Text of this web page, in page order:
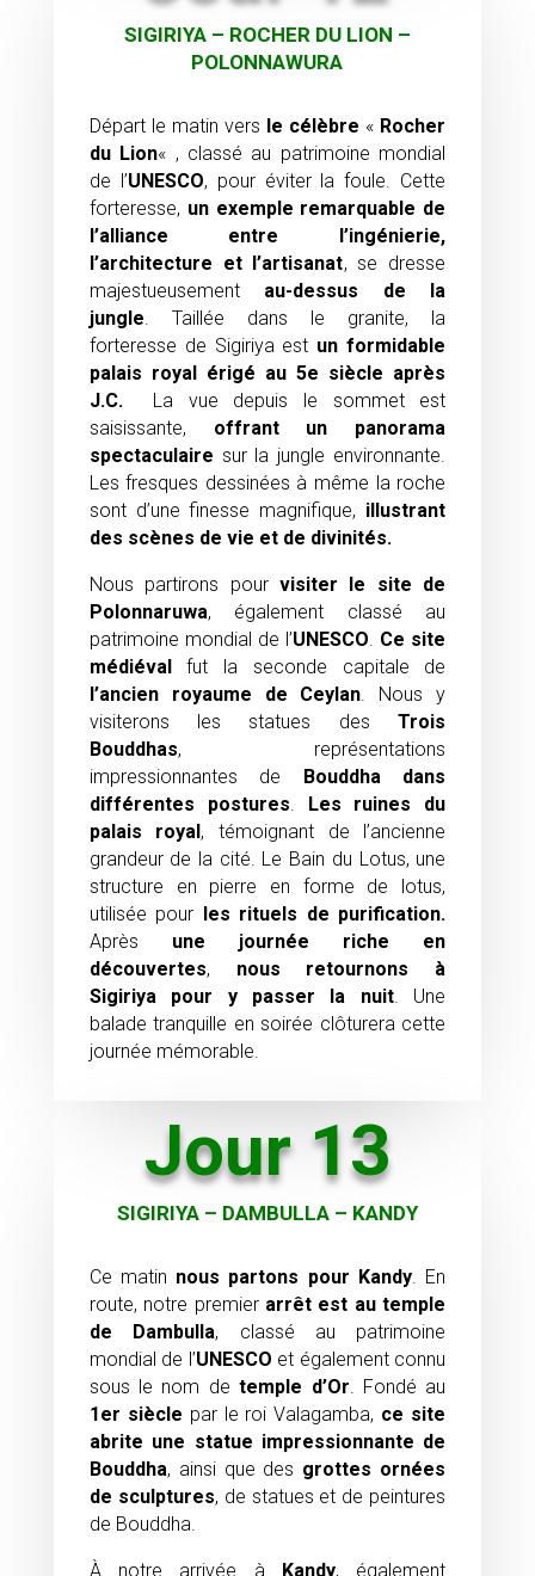
SIGIRIYA – ROCHER DU LION –
POLONNAWURA
Départ le matin vers le célèbre « Rocher
du Lion« , classé au patrimoine mondial
de l’UNESCO, pour éviter la foule. Cette
forteresse, un exemple remarquable de
l’alliance entre l’ingénierie,
l’architecture et l’artisanat, se dresse
majestueusement au-dessus de la
jungle . Taillée dans le granite, la
forteresse de Sigiriya est un formidable
palais royal érigé au 5e siècle après
J.C. La vue depuis le sommet est
saisissante, offrant
un panorama
spectaculaire sur la jungle environnante.
Les fresques dessinées à même la roche
sont d’une finesse magnifique, illustrant
des scènes de vie et de divinités.
Nous partirons pour visiter le site de
Polonnaruwa, également classé au
patrimoine mondial de l’UNESCO Ce site
médiévalfut la seconde capitale de
l’ancien royaume de Ceylan . Nous y
visiterons les statues desTrois
Bouddhas, représentations
impressionnantes de Bouddha dans
différentes postures
Les ruines du
palais royal, témoignant de l’ancienne
grandeur de la cité. Le Bain du Lotus, une
structure en pierre en forme de lotus,
utilisée pour les rituels de purification.
Après une journée riche en
découvertes, nous retournons à
Sigiriya pour y passer la nuit. Une
balade tranquille en soirée clôturera cette
journée mémorable.
Jour 13
SIGIRIYA – DAMBULLA – KANDY
Ce matin nous partons pour Kandy. En
route, notre premier arrêt est au temple
de
Dambulla, classé au patrimoine
mondial de l’UNESCO et également connu
sous le nom de temple d’Or . Fondé au
1er siècle par le roi Valagamba, ce site
abrite une statue impressionnante de
Bouddha, ainsi que des grottes ornées
de sculptures, de statues et de peintures
de Bouddha.
À notre arrivée à Kandy, également